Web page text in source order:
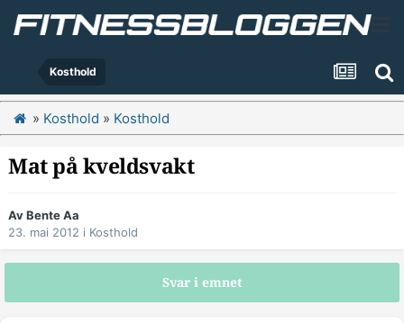
Kosthold
» Kosthold » Kosthold
Mat på kveldsvakt
AvBente Aa
23. mai 2012 i Kosthold
Svar i emnet